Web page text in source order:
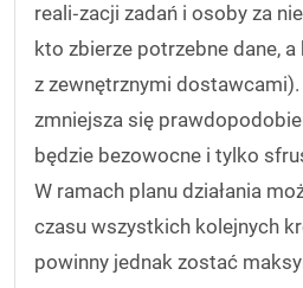
reali‑zacji zadań i osoby za
kto zbierze potrzebne dane,
z zewnętrznymi
zmniejsza się
będzie bezowocne i tylko
W ramach planu działania
czasu wszystkich kolejnych
powinny jednak zostać